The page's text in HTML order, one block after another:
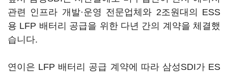
관련 인프라 개발·운영 전문업체와 2조원대의 ESS
용 LFP 배터리 공급을 위한 다년 간의 계약을 체결했
습니다.
연이은 LFP 배터리 공급 계약에 따라 삼성SDI가 ES